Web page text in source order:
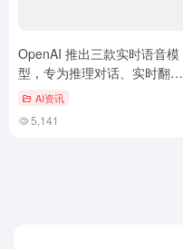
OpenAI 推出三款实时语音模
型，专为推理对话、实时翻译
及实时转录打造
AI资讯
5,141